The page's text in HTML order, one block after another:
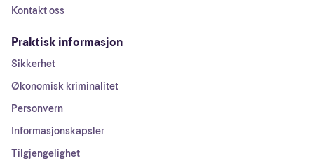
Kontakt oss
Praktisk informasjon
Sikkerhet
Økonomisk kriminalitet
Personvern
Informasjonskapsler
Tilgjengelighet